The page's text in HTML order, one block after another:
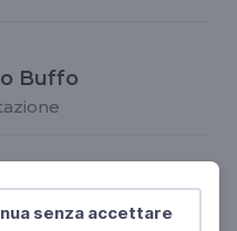
senza accettare
Buffo